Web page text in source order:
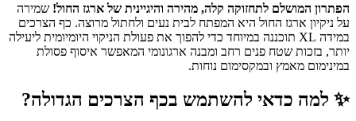
הפתרון המושלם לתחזוקה קלה, מהירה והיגיינית של ארגז החול! שמירה
על ניקיון ארגז החול היא המפתח לבית נעים ולחתול מרוצה. כף הצרכים
במידה XL תוכננה במיוחד כדי להפוך את פעולת הניקוי היומיומית ליעילה
יותר, בזכות שטח פנים רחב ומבנה ארגונומי המאפשר איסוף פסולת
במינימום מאמץ ובמקסימום נוחות.
✨ למה כדאי להשתמש בכף הצרכים הגדולה?